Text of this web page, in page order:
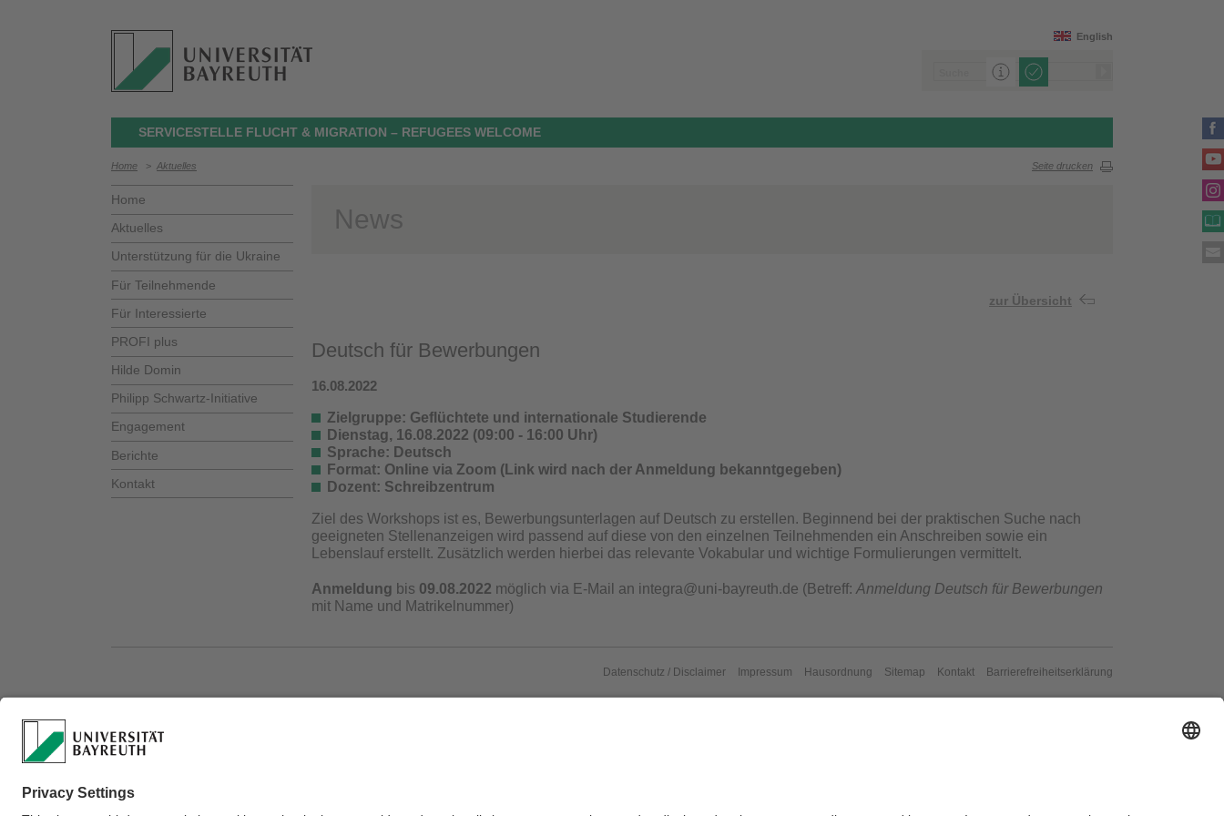
English
SERVICESTELLE FLUCHT & MIGRATION – REFUGEES WELCOME
Home > Aktuelles Seite drucken
Home
Aktuelles
Unterstützung für die Ukraine
Für Teilnehmende
Für Interessierte
PROFI plus
Hilde Domin
Philipp Schwartz-Initiative
Engagement
Berichte
Kontakt
News
zur Übersicht
Deutsch für Bewerbungen
16.08.2022
Zielgruppe: Geflüchtete und internationale Studierende
Dienstag, 16.08.2022 (09:00 - 16:00 Uhr)
Sprache: Deutsch
Format: Online via Zoom (Link wird nach der Anmeldung bekanntgegeben)
Dozent: Schreibzentrum
Ziel des Workshops ist es, Bewerbungsunterlagen auf Deutsch zu erstellen. Beginnend bei der praktischen Suche nach
geeigneten Stellenanzeigen wird passend auf diese von den einzelnen Teilnehmenden ein Anschreiben sowie ein
Lebenslauf erstellt. Zusätzlich werden hierbei das relevante Vokabular und wichtige Formulierungen vermittelt.
Anmeldung bis 09.08.2022 möglich via E-Mail an integra@uni-bayreuth.de (Betreff: Anmeldung Deutsch für Bewerbungen
mit Name und Matrikelnummer)
Datenschutz / Disclaimer Impressum Hausordnung Sitemap Kontakt Barrierefreiheitserklärung